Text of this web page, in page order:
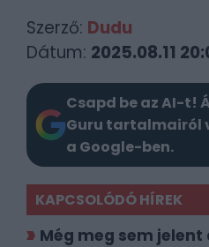
Szerző: Dudu
Dátum: 2025.08.11
Csapd be az AI-t!
Guru tartalmairól
a Google-ben.
KAPCSOLÓDÓ HÍREK
Még meg sem jelent